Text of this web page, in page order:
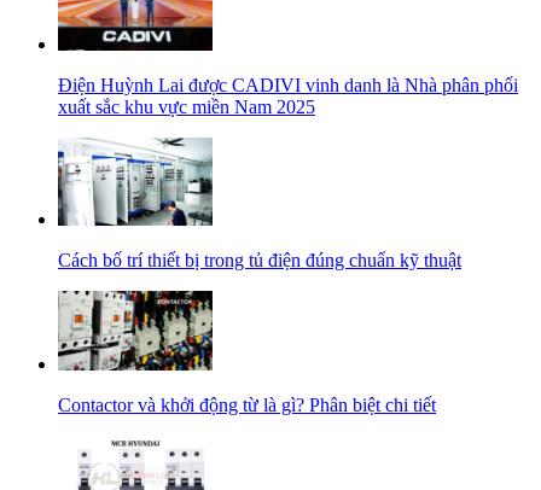
Điện Huỳnh Lai được CADIVI vinh danh là Nhà phân phối
xuất sắc khu vực miền Nam 2025
Cách bố trí thiết bị trong tủ điện đúng chuẩn kỹ thuật
Contactor và khởi động từ là gì? Phân biệt chi tiết